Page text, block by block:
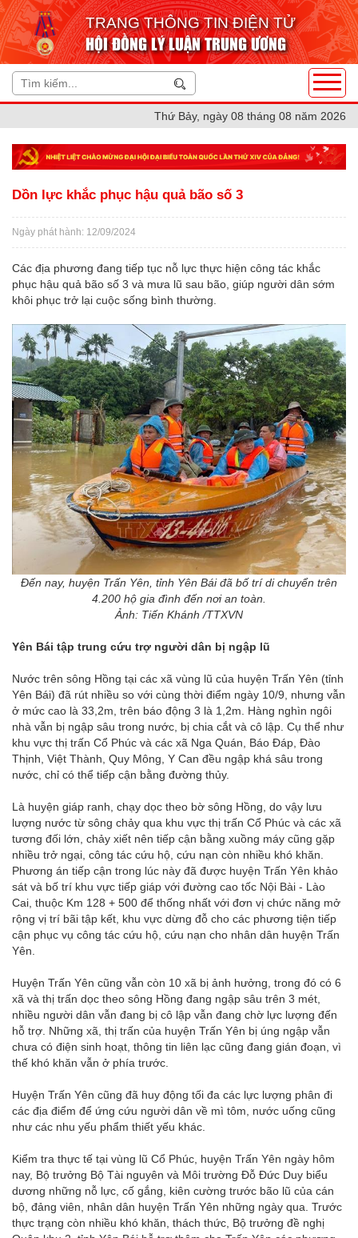
TRANG THÔNG TIN ĐIỆN TỬ
HỘI ĐỒNG LÝ LUẬN TRUNG ƯƠNG
Thứ Bảy, ngày 08 tháng 08 năm 2026
Dồn lực khắc phục hậu quả bão số 3
Ngày phát hành: 12/09/2024
Các địa phương đang tiếp tục nỗ lực thực hiện công tác khắc
phục hậu quả bão số 3 và mưa lũ sau bão, giúp người dân sớm
khôi phục trở lại cuộc sống bình thường.
Đến nay, huyện Trấn Yên, tỉnh Yên Bái đã bố trí di chuyển trên
4.200 hộ gia đình đến nơi an toàn.
Ảnh: Tiến Khánh /TTXVN
Yên Bái tập trung cứu trợ người dân bị ngập lũ
Nước trên sông Hồng tại các xã vùng lũ của huyện Trấn Yên (tỉnh
Yên Bái) đã rút nhiều so với cùng thời điểm ngày 10/9, nhưng vẫn
ở mức cao là 33,2m, trên báo động 3 là 1,2m. Hàng nghìn ngôi
nhà vẫn bị ngập sâu trong nước, bị chia cắt và cô lập. Cụ thể như
khu vực thị trấn Cổ Phúc và các xã Nga Quán, Báo Đáp, Đào
Thịnh, Việt Thành, Quy Mông, Y Can đều ngập khá sâu trong
nước, chỉ có thể tiếp cận bằng đường thủy.
Là huyện giáp ranh, chạy dọc theo bờ sông Hồng, do vậy lưu
lượng nước từ sông chảy qua khu vực thị trấn Cổ Phúc và các xã
tương đối lớn, chảy xiết nên tiếp cận bằng xuồng máy cũng gặp
nhiều trở ngại, công tác cứu hộ, cứu nạn còn nhiều khó khăn.
Phương án tiếp cận trong lúc này đã được huyện Trấn Yên khảo
sát và bố trí khu vực tiếp giáp với đường cao tốc Nội Bài - Lào
Cai, thuộc Km 128 + 500 để thống nhất với đơn vị chức năng mở
rộng vị trí bãi tập kết, khu vực dừng đỗ cho các phương tiện tiếp
cận phục vụ công tác cứu hộ, cứu nạn cho nhân dân huyện Trấn
Yên.
Huyện Trấn Yên cũng vẫn còn 10 xã bị ảnh hưởng, trong đó có 6
xã và thị trấn dọc theo sông Hồng đang ngập sâu trên 3 mét,
nhiều người dân vẫn đang bị cô lập vẫn đang chờ lực lượng đến
hỗ trợ. Những xã, thị trấn của huyện Trấn Yên bị úng ngập vẫn
chưa có điện sinh hoạt, thông tin liên lạc cũng đang gián đoạn, vì
thế khó khăn vẫn ở phía trước.
Huyện Trấn Yên cũng đã huy động tối đa các lực lượng phân đi
các địa điểm để ứng cứu người dân về mì tôm, nước uống cũng
như các nhu yếu phẩm thiết yếu khác.
Kiểm tra thực tế tại vùng lũ Cổ Phúc, huyện Trấn Yên ngày hôm
nay, Bộ trưởng Bộ Tài nguyên và Môi trường Đỗ Đức Duy biểu
dương những nỗ lực, cố gắng, kiên cường trước bão lũ của cán
bộ, đảng viên, nhân dân huyện Trấn Yên những ngày qua. Trước
thực trạng còn nhiều khó khăn, thách thức, Bộ trưởng đề nghị